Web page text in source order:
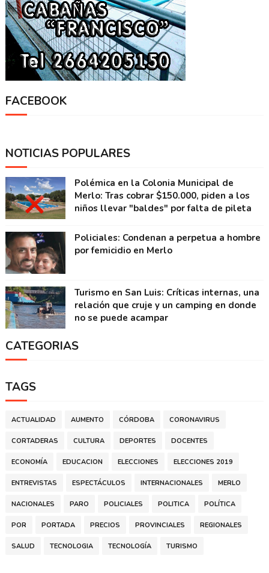
FACEBOOK
NOTICIAS POPULARES
Polémica en la Colonia Municipal de
Merlo: Tras cobrar $150.000, piden a los
niños llevar "baldes" por falta de pileta
Policiales: Condenan a perpetua a hombre
por femicidio en Merlo
Turismo en San Luis: Críticas internas, una
relación que cruje y un camping en donde
no se puede acampar
CATEGORIAS
TAGS
ACTUALIDAD AUMENTO CÓRDOBA CORONAVIRUS
CORTADERAS CULTURA DEPORTES DOCENTES
ECONOMÍA EDUCACION ELECCIONES ELECCIONES 2019
ENTREVISTAS ESPECTÁCULOS INTERNACIONALES MERLO
NACIONALES PARO POLICIALES POLITICA POLÍTICA
POR PORTADA PRECIOS PROVINCIALES REGIONALES
SALUD TECNOLOGIA TECNOLOGÍA TURISMO